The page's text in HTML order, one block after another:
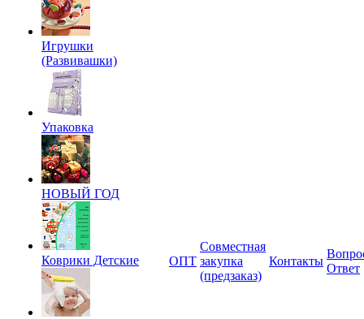
Игрушки
(Развивашки)
Упаковка
НОВЫЙ ГОД
Коврики Детские ОПТ
Совместная
закупка
(предзаказ)
Контакты
Ответ